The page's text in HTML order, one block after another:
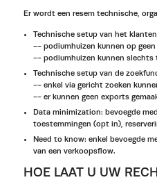
Er wordt een resem technische,
Technische setup van het
-- podiumhuizen kunnen op
-- podiumhuizen kunnen slechts
Technische setup van de
-- enkel via gericht zoeken
-- er kunnen geen exports
Data minimization: bevoegde
toestemmingen (opt in),
Need to know: enkel bevoegde
van een verkoopsflow.
HOE LAAT U UW